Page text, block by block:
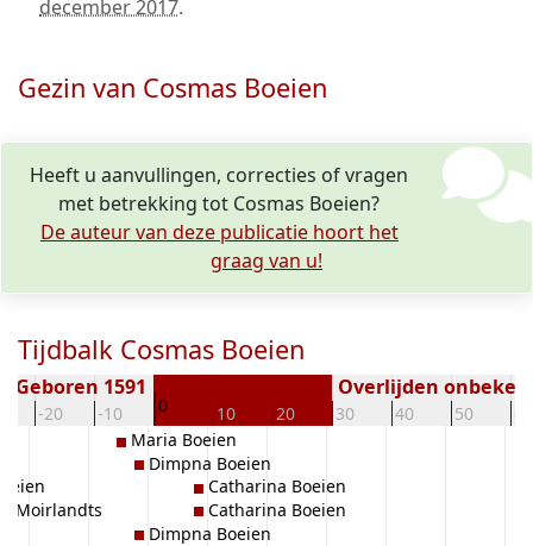
december 2017.
Gezin van Cosmas Boeien
Heeft u aanvullingen, correcties of vragen
met betrekking tot Cosmas Boeien?
De auteur van deze publicatie hoort het
graag van u!
Tijdbalk Cosmas Boeien
-20 -10 0 10 20 30 40 50
Geboren 1591 Overlijden
Moirlandts
Maria Boeien
Dimpna Boeien
Dimpna Boeien
Catharina Boeien
Catharina Boeien